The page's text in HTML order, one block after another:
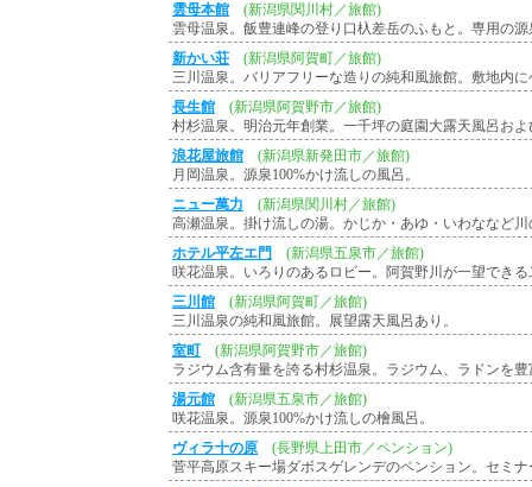
雲母本館
(新潟県関川村／旅館)
雲母温泉。飯豊連峰の登り口杁差岳のふもと。専用の
新かい荘
(新潟県阿賀町／旅館)
三川温泉。バリアフリーな造りの純和風旅館。敷地内
長生館
(新潟県阿賀野市／旅館)
村杉温泉。明治元年創業。一千坪の庭園大露天風呂お
浪花屋旅館
(新潟県新発田市／旅館)
月岡温泉。源泉100%かけ流しの風呂。
ニュー萬力
(新潟県関川村／旅館)
高瀬温泉。掛け流しの湯。かじか・あゆ・いわななど
ホテル平左エ門
(新潟県五泉市／旅館)
咲花温泉。いろりのあるロビー。阿賀野川が一望でき
三川館
(新潟県阿賀町／旅館)
三川温泉の純和風旅館。展望露天風呂あり。
室町
(新潟県阿賀野市／旅館)
ラジウム含有量を誇る村杉温泉。ラジウム、ラドンを
湯元館
(新潟県五泉市／旅館)
咲花温泉。源泉100%かけ流しの檜風呂。
ヴィラ十の原
(長野県上田市／ペンション)
菅平高原スキー場ダボスゲレンデのペンション。セミ